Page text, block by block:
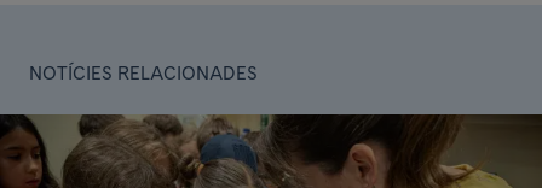
NOTÍCIES RELACIONADES